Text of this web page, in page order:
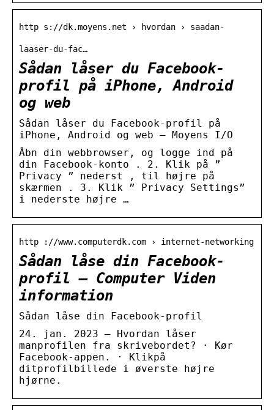
http s://dk.moyens.net › hvordan › saadan-
laaser-du-fac…
Sådan låser du Facebook-
profil på iPhone, Android
og web
Sådan låser du Facebook-profil på
iPhone, Android og web – Moyens I/O
Åbn din webbrowser, og logge ind på
din Facebook-konto . 2. Klik på ”
Privacy ” nederst , til højre på
skærmen . 3. Klik ” Privacy Settings”
i nederste højre …
http ://www.computerdk.com › internet-networking
Sådan låse din Facebook-
profil – Computer Viden
information
Sådan låse din Facebook-profil
24. jan. 2023 — Hvordan låser
manprofilen fra skrivebordet? · Kør
Facebook-appen. · Klikpå
ditprofilbillede i øverste højre
hjørne.